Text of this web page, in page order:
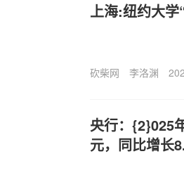
上海:纽约大学
砍柴网 李洛渊
央行：{2}025
元，同比增长